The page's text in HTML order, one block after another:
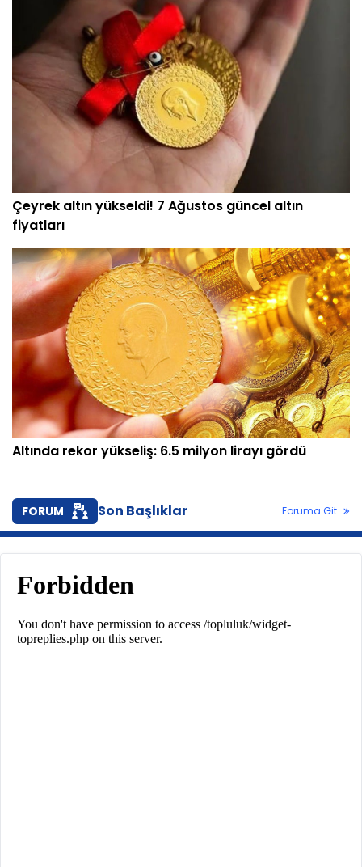
Çeyrek altın yükseldi! 7 Ağustos güncel altın
fiyatları
Altında rekor yükseliş: 6.5 milyon lirayı gördü
FORUM Son Başlıklar Foruma Git